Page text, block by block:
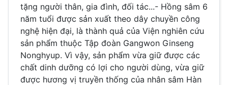
tặng người thân, gia đình, đối tác...- Hồng sâm 6
năm tuổi được sản xuất theo dây chuyền công
nghệ hiện đại, là thành quả của Viện nghiên cứu
sản phẩm thuộc Tập đoàn Gangwon Ginseng
Nonghyup. Vì vậy, sản phẩm vừa giữ được các
chất dinh dưỡng có lợi cho người dùng, vừa giữ
được hương vị truyền thống của nhân sâm Hàn